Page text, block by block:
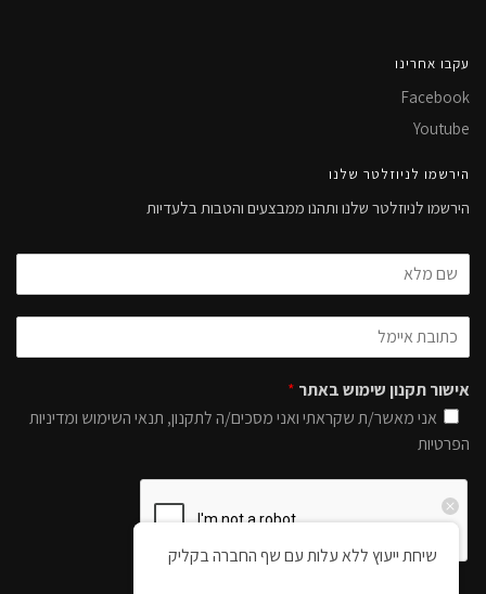
עקבו אחרינו
Facebook
Youtube
הירשמו לניוזלטר שלנו
הירשמו לניוזלטר שלנו ותהנו ממבצעים והטבות בלעדיות
אישור תקנון שימוש באתר *
אני מאשר/ת שקראתי ואני מסכים/ה לתקנון, תנאי השימוש ומדיניות
הפרטיות
שיחת ייעוץ ללא עלות עם שף החברה בקליק